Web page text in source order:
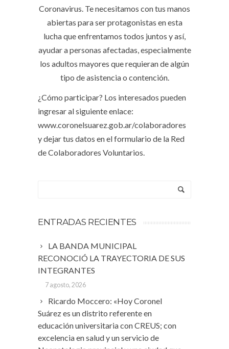
Coronavirus. Te necesitamos con tus manos
abiertas para ser protagonistas en esta
lucha que enfrentamos todos juntos y así,
ayudar a personas afectadas, especialmente
los adultos mayores que requieran de algún
tipo de asistencia o contención.
¿Cómo participar? Los interesados pueden
ingresar al siguiente enlace:
www.coronelsuarez.gob.ar/colaboradores
y dejar tus datos en el formulario de la Red
de Colaboradores Voluntarios.
ENTRADAS RECIENTES
LA BANDA MUNICIPAL
RECONOCIÓ LA TRAYECTORIA DE SUS
INTEGRANTES
7 agosto, 2026
Ricardo Moccero: «Hoy Coronel
Suárez es un distrito referente en
educación universitaria con CREUS; con
excelencia en salud y un servicio de